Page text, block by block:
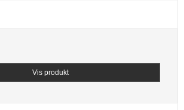
Vis produkt